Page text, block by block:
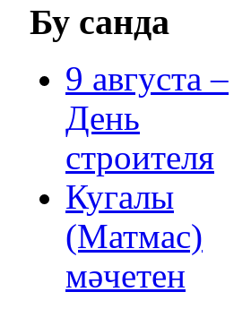
Бу санда
9 августа –
День
строителя
Кугалы
(Матмас)
мәчетен